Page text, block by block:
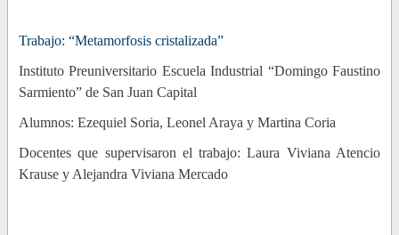
Trabajo: “Metamorfosis cristalizada”
Instituto Preuniversitario Escuela Industrial “Domingo Faustino
Sarmiento” de San Juan Capital
Alumnos: Ezequiel Soria, Leonel Araya y Martina Coria
Docentes que supervisaron el trabajo: Laura Viviana Atencio
Krause y Alejandra Viviana Mercado